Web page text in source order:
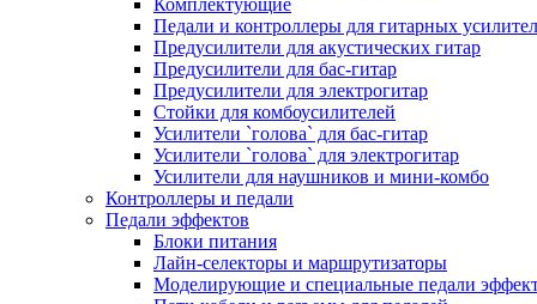
Комплектующие
Педали и контроллеры для гитарных
Предусилители для акустических гитар
Предусилители для бас-гитар
Предусилители для электрогитар
Стойки для комбоусилителей
Усилители `голова` для бас-гитар
Усилители `голова` для электрогитар
Усилители для наушников и мини-комбо
Контроллеры и педали
Педали эффектов
Блоки питания
Лайн-селекторы и маршрутизаторы
Моделирующие и специальные педали